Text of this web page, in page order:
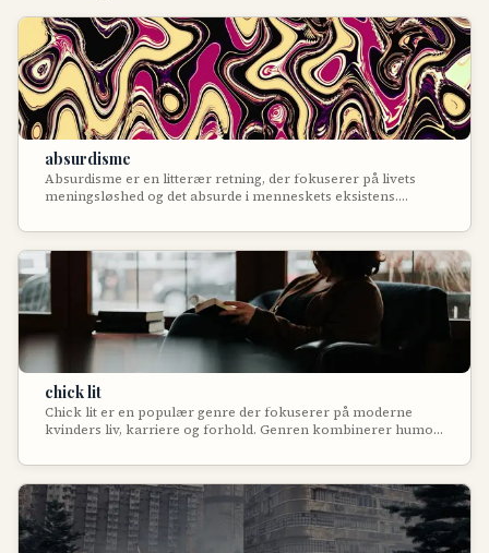
absurdisme
Absurdisme er en litterær retning, der fokuserer på livets
meningsløshed og det absurde i menneskets eksistens.
konflikten mellem menneskets søgen efter mening og
universets ligegyldighed.
chick lit
Chick lit er en populær genre der fokuserer på moderne
kvinders liv, karriere og forhold. Genren kombinerer humor,
underholdende fortællinger om kvindelig selvrealisering.